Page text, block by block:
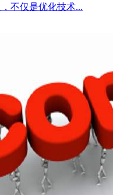
不仅是优化技术...